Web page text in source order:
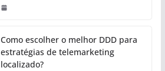
Como escolher o melhor DDD para
estratégias de telemarketing
localizado?